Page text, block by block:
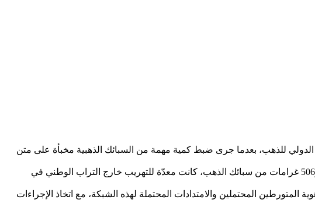
للذهب، بعدما جرى ضبط كمية مهمة من السبائك الذهبية مخبأة على متن
ووفق معطيات أولية، فقد أسفرت عملية التفتيش الدقيقة التي باشرتها المصالح المختصة عن حجز ما مجموعه 13 كيلوغراما و506 غرامات من سبائك الذهب، كانت معدّة للتهريب خارج التراب الوطني في
المحتملين والامتدادات المحتملة لهذه الشبكة، مع اتخاذ الإجراءات